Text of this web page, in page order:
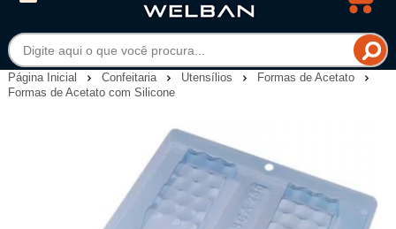
Página Inicial Confeitaria Utensílios
Formas de Acetato
Formas de Acetato com Silicone